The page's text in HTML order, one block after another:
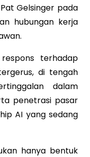
Gelsinger pada
hubungan kerja
terhadap
di tengah
dalam
penetrasi pasar
AI yang sedang
hanya bentuk